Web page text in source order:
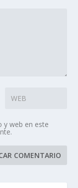
y web en este